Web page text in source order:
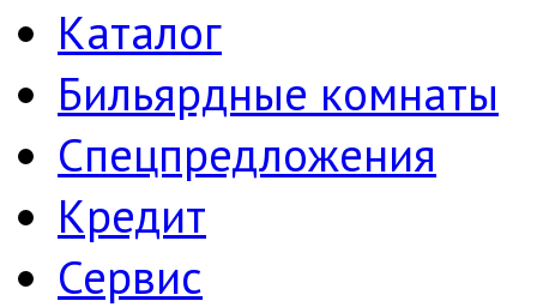
Каталог
Бильярдные комнаты
Спецпредложения
Кредит
Сервис